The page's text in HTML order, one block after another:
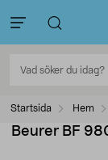
Startsida Hem
Beurer BF